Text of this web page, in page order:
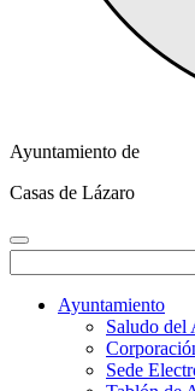
Ayuntamiento de
Casas de Lázaro
Ayuntamiento
Saludo del
Sede